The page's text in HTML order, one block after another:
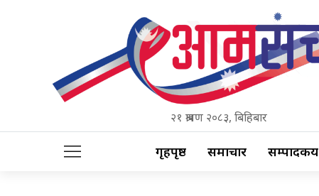
२१ श्रावण २०८३, बिहिबार
गृहपृष्ठ समाचार सम्पादकीय